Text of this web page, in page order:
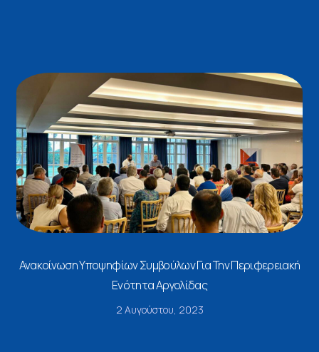
Ανακοίνωση Υποψηφίων Συμβούλων Για Την Περιφερειακή
Ενότητα Αργολίδας
2 Αυγούστου, 2023